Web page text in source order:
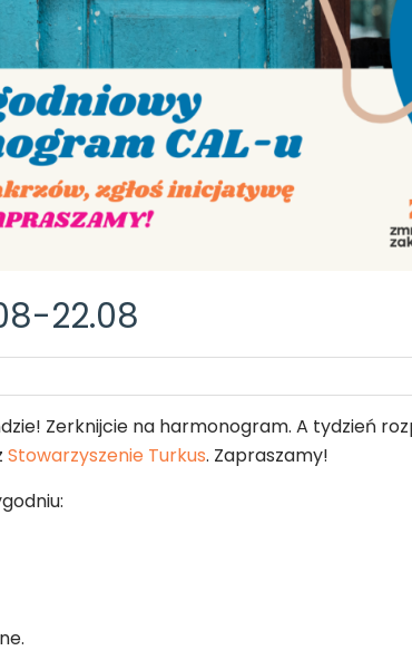
22.08
Zerknijcie na harmonogram. A tydzień
Stowarzyszenie Turkus. Zapraszamy!